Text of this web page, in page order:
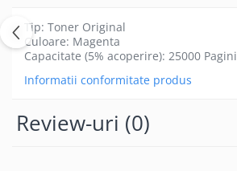
Tip: Toner Original
Culoare: Magenta
Capacitate (5% acoperire): 25000 Pagini
Informatii conformitate produs
Review-uri (0)